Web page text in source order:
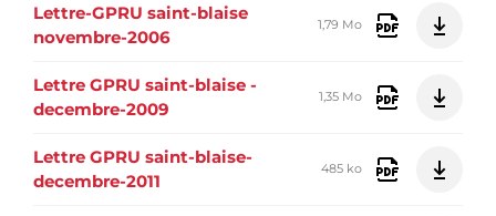
Lettre-GPRU saint-blaise
novembre-2006
1,79 Mo
Lettre GPRU saint-blaise -
decembre-2009
1,35 Mo
Lettre GPRU saint-blaise-
decembre-2011
485 ko